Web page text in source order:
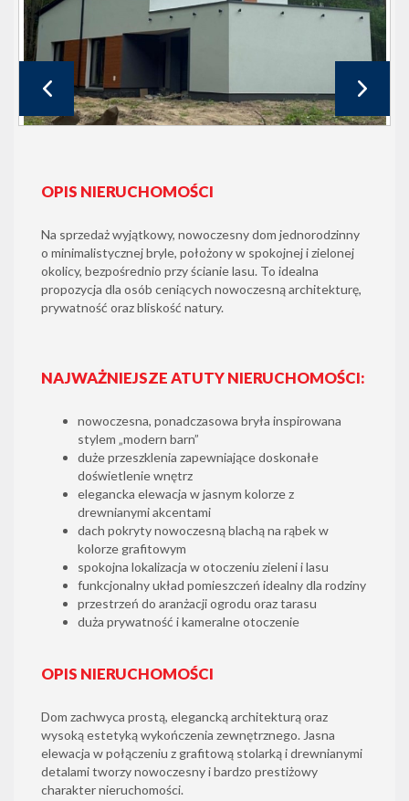
OPIS NIERUCHOMOŚCI
Na sprzedaż wyjątkowy, nowoczesny dom jednorodzinny
o minimalistycznej bryle, położony w spokojnej i zielonej
okolicy, bezpośrednio przy ścianie lasu. To idealna
propozycja dla osób ceniących nowoczesną architekturę,
prywatność oraz bliskość natury.
NAJWAŻNIEJSZE ATUTY NIERUCHOMOŚCI:
nowoczesna, ponadczasowa bryła inspirowana
stylem „modern barn”
duże przeszklenia zapewniające doskonałe
doświetlenie wnętrz
elegancka elewacja w jasnym kolorze z
drewnianymi akcentami
dach pokryty nowoczesną blachą na rąbek w
kolorze grafitowym
spokojna lokalizacja w otoczeniu zieleni i lasu
funkcjonalny układ pomieszczeń idealny dla rodziny
przestrzeń do aranżacji ogrodu oraz tarasu
duża prywatność i kameralne otoczenie
OPIS NIERUCHOMOŚCI
Dom zachwyca prostą, elegancką architekturą oraz
wysoką estetyką wykończenia zewnętrznego. Jasna
elewacja w połączeniu z grafitową stolarką i drewnianymi
detalami tworzy nowoczesny i bardzo prestiżowy
charakter nieruchomości.